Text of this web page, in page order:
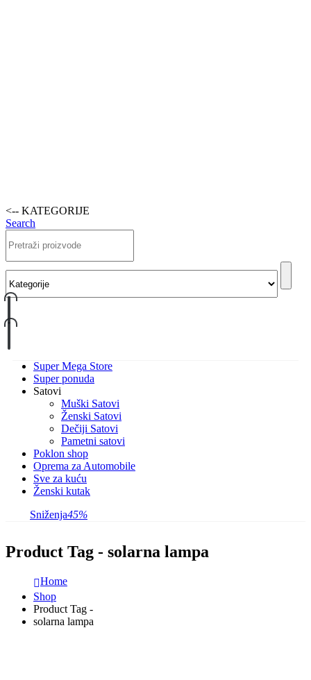
<-- KATEGORIJE
Search
Super Mega Store
Super ponuda
Satovi
Muški Satovi
Ženski Satovi
Dečiji Satovi
Pametni satovi
Poklon shop
Oprema za Automobile
Sve za kuću
Ženski kutak
Sniženja45%
Product Tag - solarna lampa
Home
Shop
Product Tag -
solarna lampa